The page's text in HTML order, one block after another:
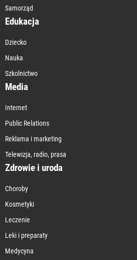
Samorząd
Edukacja
Dziecko
Nauka
Szkolnictwo
Media
Internet
Public Relations
Reklama i marketing
Telewizja, radio, prasa
Zdrowie i uroda
Choroby
Kosmetyki
Leczenie
Leki i preparaty
Medycyna